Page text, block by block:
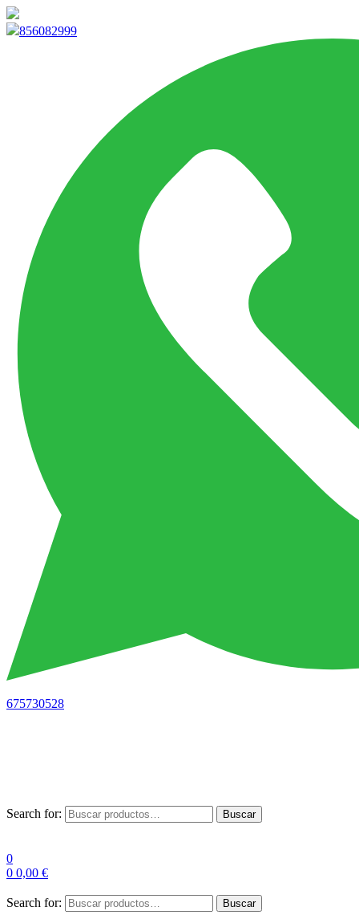
856082999
675730528
Search for: Buscar
0
0 0,00 €
Search for: Buscar